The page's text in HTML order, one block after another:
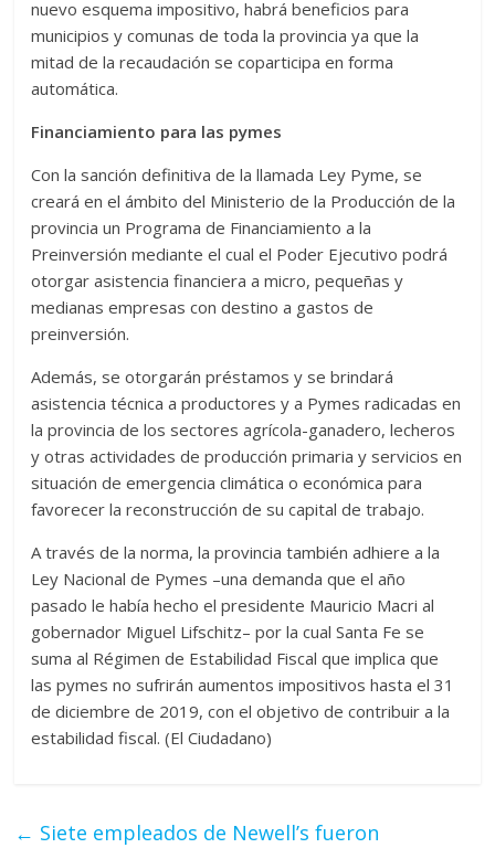
nuevo esquema impositivo, habrá beneficios para
municipios y comunas de toda la provincia ya que la
mitad de la recaudación se coparticipa en forma
automática.
Financiamiento para las pymes
Con la sanción definitiva de la llamada Ley Pyme, se
creará en el ámbito del Ministerio de la Producción de la
provincia un Programa de Financiamiento a la
Preinversión mediante el cual el Poder Ejecutivo podrá
otorgar asistencia financiera a micro, pequeñas y
medianas empresas con destino a gastos de
preinversión.
Además, se otorgarán préstamos y se brindará
asistencia técnica a productores y a Pymes radicadas en
la provincia de los sectores agrícola-ganadero, lecheros
y otras actividades de producción primaria y servicios en
situación de emergencia climática o económica para
favorecer la reconstrucción de su capital de trabajo.
A través de la norma, la provincia también adhiere a la
Ley Nacional de Pymes –una demanda que el año
pasado le había hecho el presidente Mauricio Macri al
gobernador Miguel Lifschitz– por la cual Santa Fe se
suma al Régimen de Estabilidad Fiscal que implica que
las pymes no sufrirán aumentos impositivos hasta el 31
de diciembre de 2019, con el objetivo de contribuir a la
estabilidad fiscal. (El Ciudadano)
← Siete empleados de Newell’s fueron